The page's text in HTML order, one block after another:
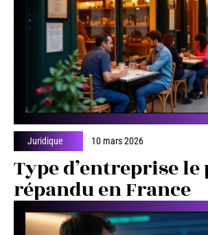
Juridique 10 mars 2026
Type d’entreprise le
répandu en France